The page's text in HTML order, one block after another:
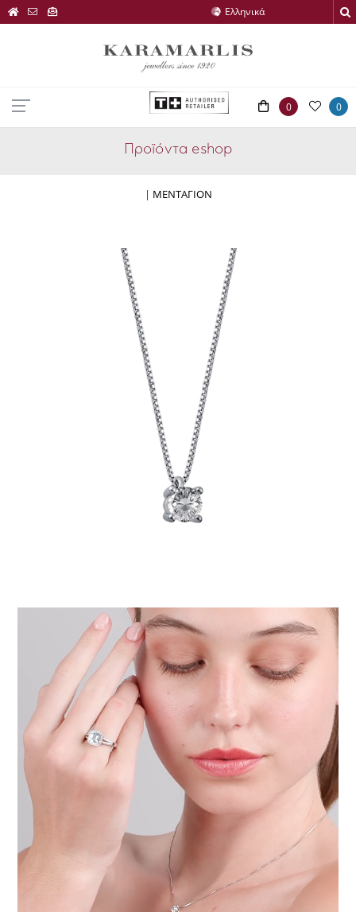
0 0
Προϊόντα eshop
| ΜΕΝΤΑΓΙΟΝ